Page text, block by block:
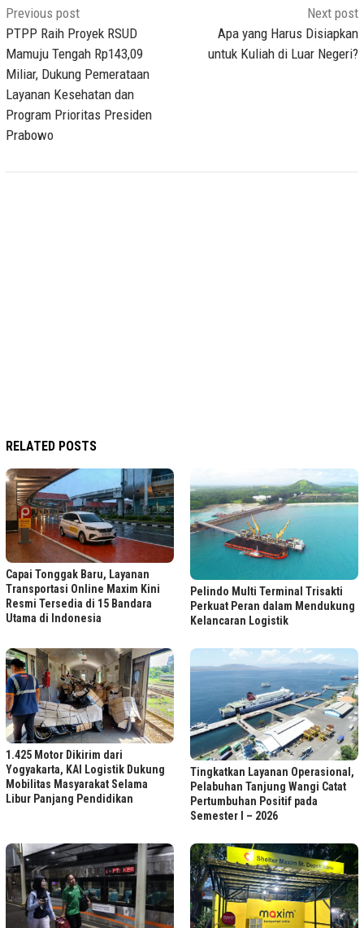
Post
navigation
Previous post
PTPP Raih Proyek RSUD
Mamuju Tengah Rp143,09
Miliar, Dukung Pemerataan
Layanan Kesehatan dan
Program Prioritas Presiden
Prabowo
Next post
Apa yang Harus Disiapkan
untuk Kuliah di Luar Negeri?
RELATED POSTS
Capai Tonggak Baru, Layanan
Transportasi Online Maxim Kini
Resmi Tersedia di 15 Bandara
Utama di Indonesia
Pelindo Multi Terminal Trisakti
Perkuat Peran dalam Mendukung
Kelancaran Logistik
1.425 Motor Dikirim dari
Yogyakarta, KAI Logistik Dukung
Mobilitas Masyarakat Selama
Libur Panjang Pendidikan
Tingkatkan Layanan Operasional,
Pelabuhan Tanjung Wangi Catat
Pertumbuhan Positif pada
Semester I – 2026